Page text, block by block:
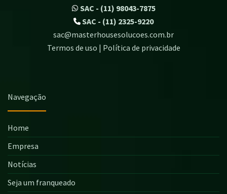
SAC - (11) 98043-7875
SAC - (11) 2325-9220
sac@masterhousesolucoes.com.br
Termos de uso | Política de privacidade
Navegação
Home
Empresa
Notícias
Seja um franqueado